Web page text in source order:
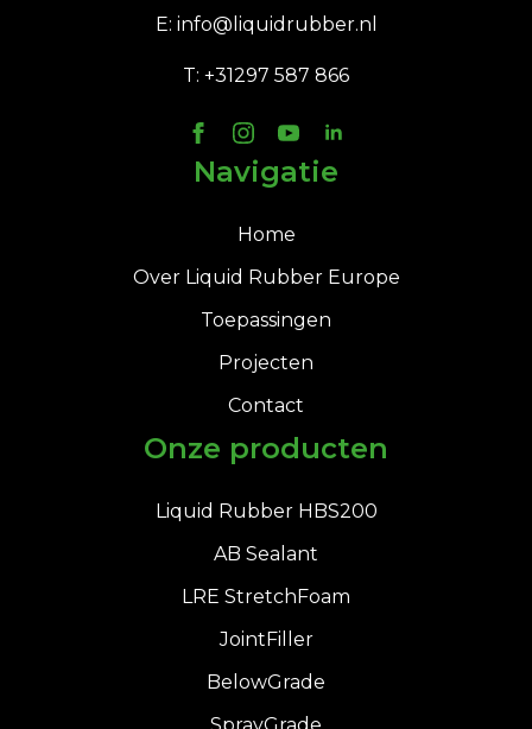
E: info@liquidrubber.nl
T: +31297 587 866
Navigatie
Home
Over Liquid Rubber Europe
Toepassingen
Projecten
Contact
Onze producten
Liquid Rubber HBS200
AB Sealant
LRE StretchFoam
JointFiller
BelowGrade